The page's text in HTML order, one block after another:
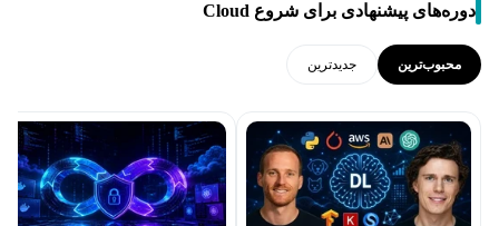
دوره‌های پیشنهادی برای شروع Cloud
محبوب‌ترین جدید‌ترین